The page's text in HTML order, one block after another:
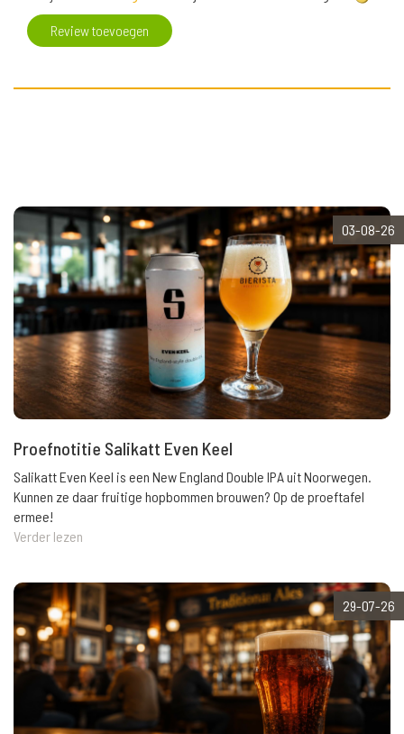
Review toevoegen
03-08-26
Proefnotitie Salikatt Even Keel
Salikatt Even Keel is een New England Double IPA uit Noorwegen.
Kunnen ze daar fruitige hopbommen brouwen? Op de proeftafel
ermee!
Verder lezen
29-07-26